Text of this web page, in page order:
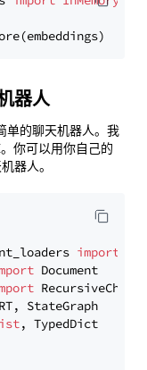
器人
单的聊天机器人。我
你可以用你自己的
器人。
import
, TypedDict